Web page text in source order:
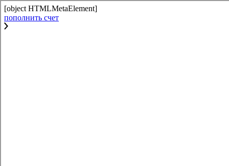
[object HTMLMetaElement]
пополнить счет